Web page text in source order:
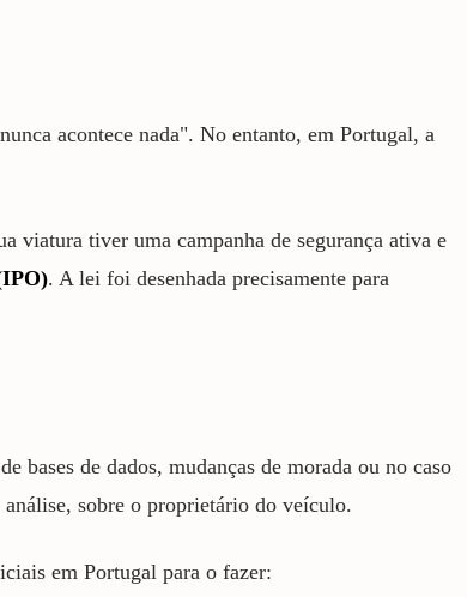
acontece nada". No entanto, em Portugal, a
viatura tiver uma campanha de segurança ativa e
. A lei foi desenhada precisamente para
bases de dados, mudanças de morada ou no caso
sobre o proprietário do veículo.
em Portugal para o fazer: